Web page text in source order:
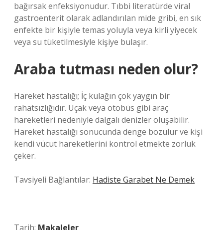
bağırsak enfeksiyonudur. Tıbbi literatürde viral
gastroenterit olarak adlandırılan mide gribi, en sık
enfekte bir kişiyle temas yoluyla veya kirli yiyecek
veya su tüketilmesiyle kişiye bulaşır.
Araba tutması neden olur?
Hareket hastalığı; İç kulağın çok yaygın bir
rahatsızlığıdır. Uçak veya otobüs gibi araç
hareketleri nedeniyle dalgalı denizler oluşabilir.
Hareket hastalığı sonucunda denge bozulur ve kişi
kendi vücut hareketlerini kontrol etmekte zorluk
çeker.
Tavsiyeli Bağlantılar: Hadiste Garabet Ne Demek
Tarih: Makaleler